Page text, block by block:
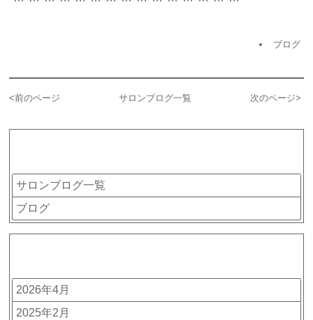
ブログ
<前のページ サロンブログ一覧 次のページ>
サロンブログ一覧
ブログ
2026年4月
2025年2月